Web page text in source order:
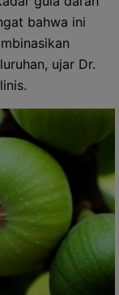
bahwa ini
ujar Dr.